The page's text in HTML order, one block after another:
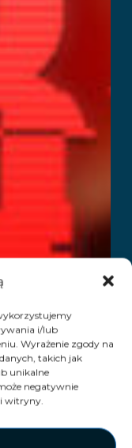
i/lub
Wyrażenie zgody na
takich jak
unikalne
negatywnie
witryny.